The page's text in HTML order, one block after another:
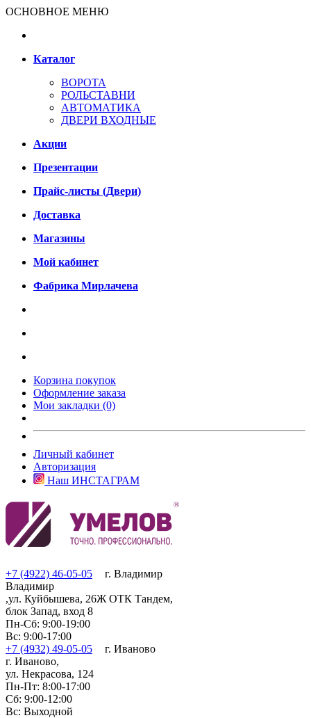
ОСНОВНОЕ МЕНЮ
Каталог
ВОРОТА
РОЛЬСТАВНИ
АВТОМАТИКА
ДВЕРИ ВХОДНЫЕ
Акции
Презентации
Прайс-листы (Двери)
Доставка
Магазины
Мой кабинет
Фабрика Мирлачева
Корзина покупок
Оформление заказа
Мои закладки (0)
Личный кабинет
Авторизация
Наш ИНСТАГРАМ
+7 (4922) 46-05-05
г. Владимир
Владимир
,ул. Куйбышева, 26Ж ОТК Тандем,
блок Запад, вход 8
Пн-Сб: 9:00-19:00
Вс: 9:00-17:00
+7 (4932) 49-05-05
г. Иваново
г. Иваново,
ул. Некрасова, 124
Пн-Пт: 8:00-17:00
Сб: 9:00-12:00
Вс: Выходной